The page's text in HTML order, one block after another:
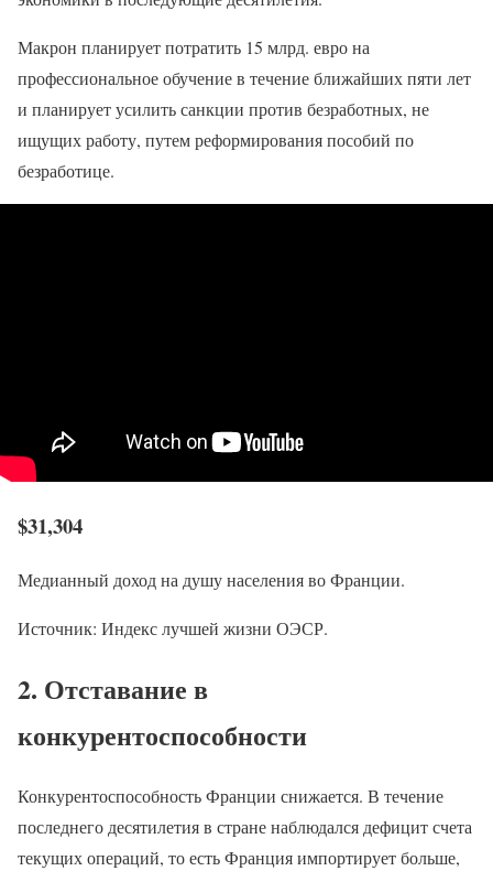
Макрон планирует потратить 15 млрд. евро на
профессиональное обучение в течение ближайших пяти лет
и планирует усилить санкции против безработных, не
ищущих работу, путем реформирования пособий по
безработице.
$31,304
Медианный доход на душу населения во Франции.
Источник: Индекс лучшей жизни ОЭСР.
2. Отставание в
конкурентоспособности
Конкурентоспособность Франции снижается. В течение
последнего десятилетия в стране наблюдался дефицит счета
текущих операций, то есть Франция импортирует больше,